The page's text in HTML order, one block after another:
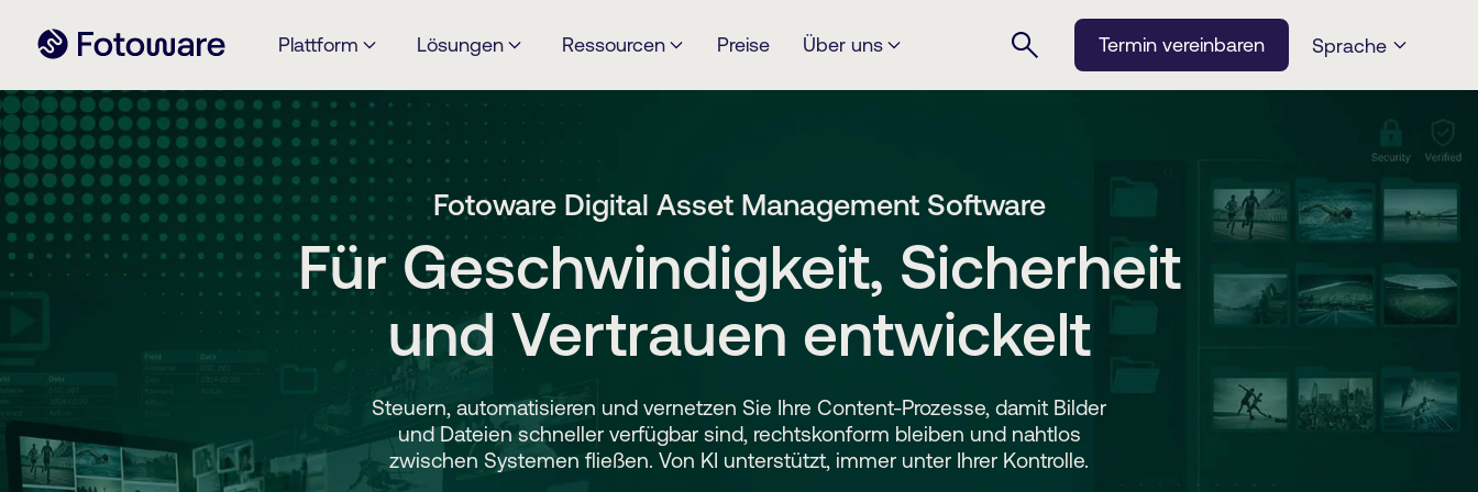
Plattform Lösungen Ressourcen Preise Über uns Termin vereinbaren Sprache
Fotoware Digital Asset Management Software
Für Geschwindigkeit, Sicherheit
und Vertrauen entwickelt
Steuern, automatisieren und vernetzen Sie Ihre Content-Prozesse, damit Bilder
und Dateien schneller verfügbar sind, rechtskonform bleiben und nahtlos
zwischen Systemen fließen. Von KI unterstützt, immer unter Ihrer Kontrolle.